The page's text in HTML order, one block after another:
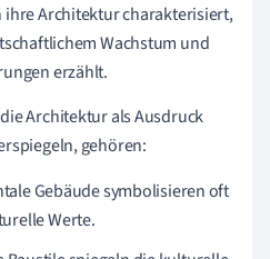
ihre Architektur charakterisiert,
Wachstum und
erzählt.
Architektur als Ausdruck
gehören:
Gebäude symbolisieren oft
Werte.